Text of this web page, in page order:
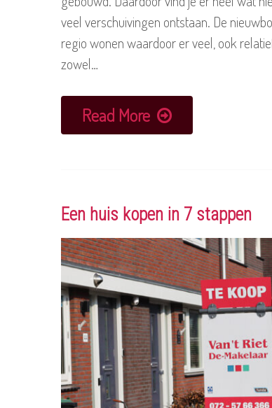
veel verschuivingen ontstaan. De
regio wonen waardoor er veel, ook
zowel…
Read More
Een huis kopen in 7 stappen